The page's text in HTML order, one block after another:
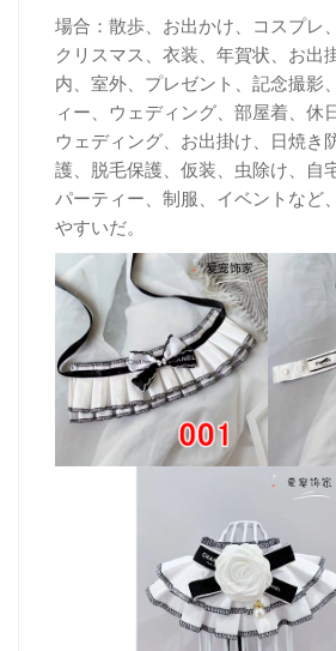
場合：散歩、お出かけ、コスプレ
クリスマス、衣装、年賀状、お出
内、室外、プレゼント、記念撮影
ィー、ウェディング、部屋着、休
ウェディング、お出掛け、日焼き
護、脱毛保護、仮装、虫除け、自
パーティー、制服、イベントなど
やすいだ。